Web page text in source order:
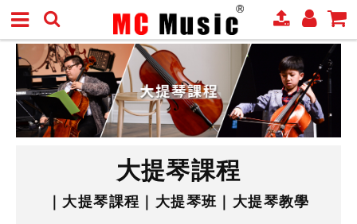
大提琴課程
｜大提琴課程｜大提琴班｜大提琴教學